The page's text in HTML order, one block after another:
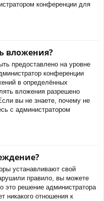
конференции для
вложения?
предоставлено на уровне
конференции
в определённых
вложения разрешено
вы не знаете, почему не
с администратором
устанавливают свой
правило, вы можете
это решение администратора
никакого отношения к